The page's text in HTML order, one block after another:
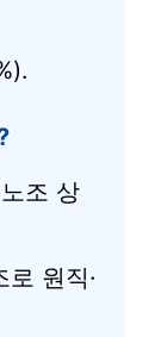
조 상
로 원직·